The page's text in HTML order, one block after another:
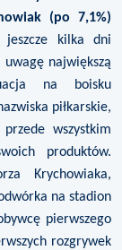
(po 7,1%)
jeszcze kilka dni
największą
na boisku
piłkarskie,
wszystkim
produktów.
Krychowiaka,
na stadion
pierwszego
rozgrywek